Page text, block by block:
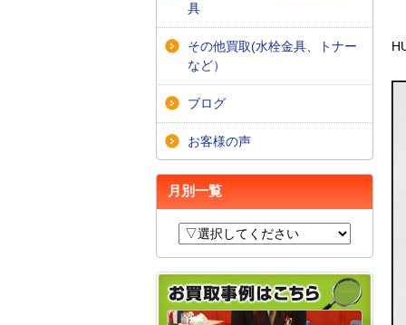
具
その他買取(水栓金具、トナー
など）
ブログ
お客様の声
月別一覧